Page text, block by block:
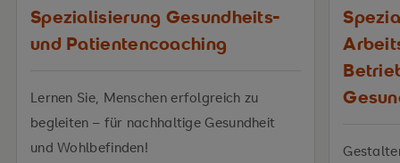
Spezialisierung Gesundheits-
und Patientencoaching
Lernen Sie, Menschen erfolgreich zu
begleiten – für nachhaltige Gesundheit
und Wohlbefinden!